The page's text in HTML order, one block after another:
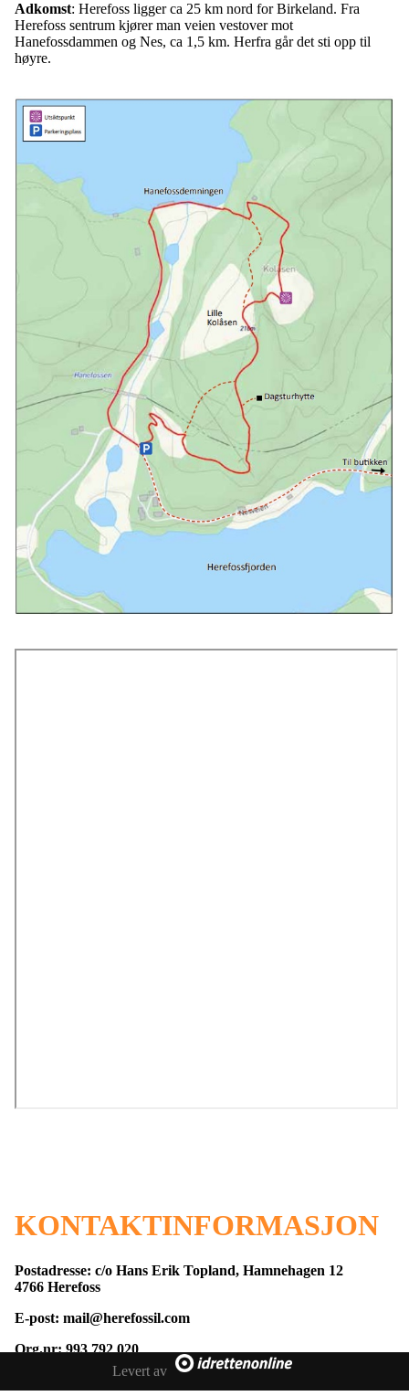
Adkomst: Herefoss ligger ca 25 km nord for Birkeland. Fra
Herefoss sentrum kjører man veien vestover mot
Hanefossdammen og Nes, ca 1,5 km. Herfra går det sti opp til
høyre.
KONTAKTINFORMASJON
Postadresse: c/o Hans Erik Topland, Hamnehagen 12
4766 Herefoss
E-post: mail@herefossil.com
Org.nr: 993 792 020
Levert av